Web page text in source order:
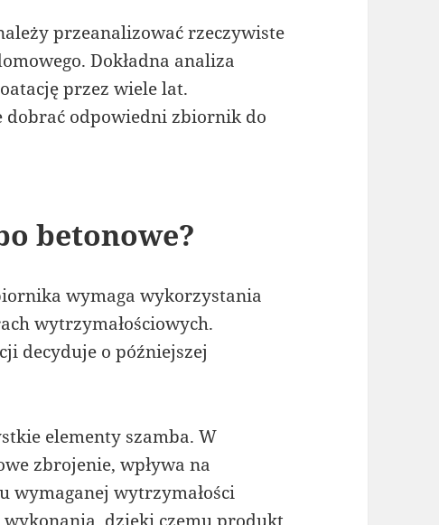
przeanalizować rzeczywiste
Dokładna analiza
przez wiele lat.
dobrać odpowiedni zbiornik do
betonowe?
wymaga wykorzystania
wytrzymałościowych.
decyduje o późniejszej
elementy szamba. W
zbrojenie, wpływa na
wymaganej wytrzymałości